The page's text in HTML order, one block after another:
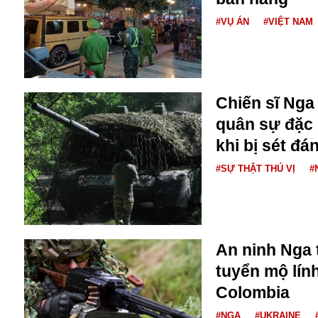
Diego Maradona
Di cư
Dòng chảy phương Bắc 1
Dải Gaza
Facebook
FED
Fansipan
F0
FLC
F-16
Gương sáng
Golf
Giáng sinh
GDP
#VỤ ÁN #VIỆT NAM
Chiến sĩ
quân sự đặc
khi bị sét
#SỰ THẬT THÚ VỊ
An ninh Nga
tuyển mộ
Colombia
#NGA #UKRAINE